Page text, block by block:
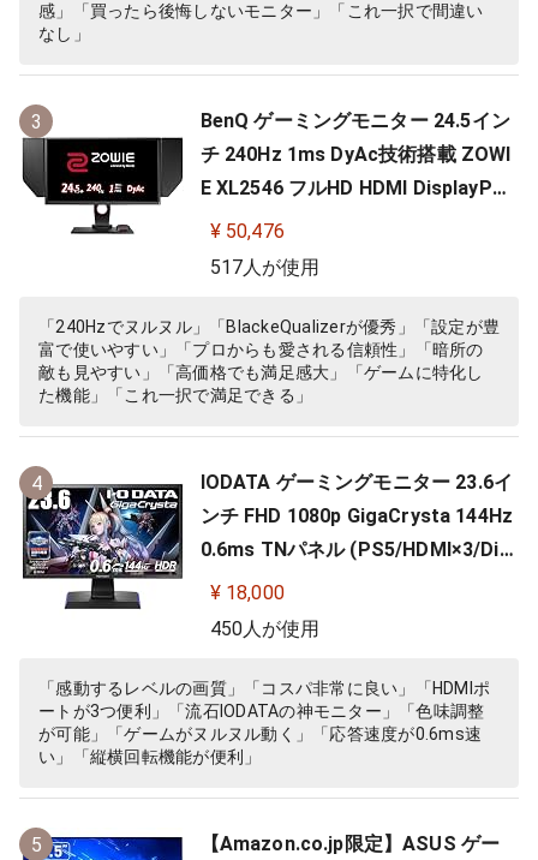
感」「買ったら後悔しないモニター」「これ一択で間違い
なし」
3
BenQ ゲーミングモニター 24.5イン
チ 240Hz 1ms DyAc技術搭載 ZOWI
E XL2546 フルHD HDMI DisplayPor
t DVI-DL搭載 FPS向き ディスプレイ
¥ 50,476
517人が使用
「240Hzでヌルヌル」「BlackeQualizerが優秀」「設定が豊
富で使いやすい」「プロからも愛される信頼性」「暗所の
敵も見やすい」「高価格でも満足感大」「ゲームに特化し
た機能」「これ一択で満足できる」
4
IODATA ゲーミングモニター 23.6イ
ンチ FHD 1080p GigaCrysta 144Hz
0.6ms TNパネル (PS5/HDMI×3/Dis
playPort/スピーカー付/高さ調整/縦
横回転) EX-LDGC242HTB
¥ 18,000
450人が使用
「感動するレベルの画質」「コスパ非常に良い」「HDMIポ
ートが3つ便利」「流石IODATAの神モニター」「色味調整
が可能」「ゲームがヌルヌル動く」「応答速度が0.6ms速
い」「縦横回転機能が便利」
5
【Amazon.co.jp限定】ASUS ゲー